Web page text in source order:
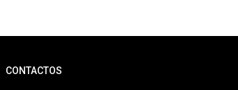
CONTACTOS